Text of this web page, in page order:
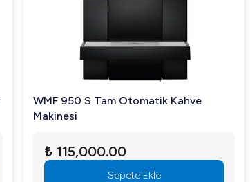
WMF 950 S Tam Otomatik Kahve
Makinesi
₺ 115,000.00
Sepete Ekle